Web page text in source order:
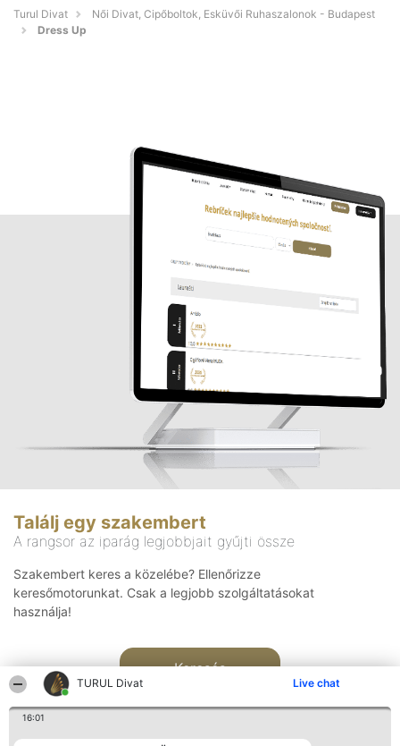
TURUL Divat Live chat
16:01
Turul Divat
Női Divat, Cipőboltok, Esküvői Ruhaszalonok - Budapest
Dress Up
Találj egy szakembert
A rangsor az iparág legjobbjait gyűjti össze
Szakembert keres a közelébe? Ellenőrizze
keresőmotorunkat. Csak a legjobb szolgáltatásokat
használja!
Keresés